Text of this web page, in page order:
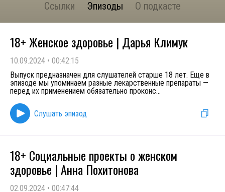
Ссылки Эпизоды О подкасте
18+ Женское здоровье | Дарья Климук
10.09.2024 • 00:42:15
Выпуск предназначен для слушателей старше 18 лет. Еще в
эпизоде мы упоминаем разные лекарственные препараты —
перед их применением обязательно проконс...
Слушать эпизод
18+ Социальные проекты о женском
здоровье | Анна Похитонова
02.09.2024 • 00:47:44